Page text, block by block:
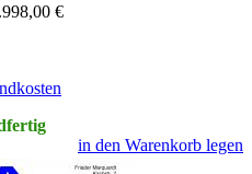
€
in den Warenkorb legen